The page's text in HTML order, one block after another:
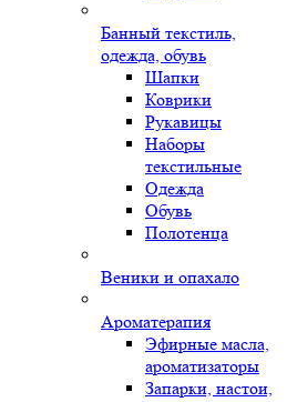
Банный текстиль,
одежда, обувь
Шапки
Коврики
Рукавицы
Наборы
текстильные
Одежда
Обувь
Полотенца
Веники и опахало
Ароматерапия
Эфирные масла,
ароматизаторы
Запарки, настои,